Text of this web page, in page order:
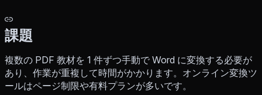
課題
複数の PDF 教材を 1 件ずつ手動で Word に変換する必要が
あり、作業が重複して時間がかかります。オンライン変換ツ
ールはページ制限や有料プランが多いです。